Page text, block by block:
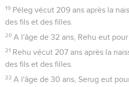
19 Péleg vécut 209 ans après la
des fils et des filles.
20 A l'âge de 32 ans, Rehu eut pour
21 Rehu vécut 207 ans après la
des fils et des filles.
22 A l'âge de 30 ans, Serug eut